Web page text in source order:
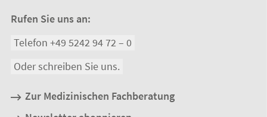
Rufen Sie uns an:
Telefon +49 5242 94 72 – 0
Oder schreiben Sie uns.
Zur Medizinischen Fachberatung